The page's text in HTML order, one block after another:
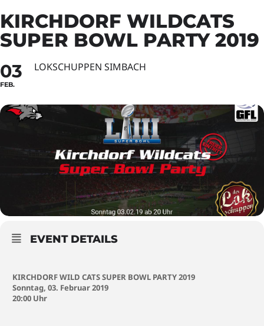
KIRCHDORF WILDCATS
SUPER BOWL PARTY 2019
03
FEB.
LOKSCHUPPEN SIMBACH
EVENT DETAILS
KIRCHDORF WILD CATS SUPER BOWL PARTY 2019
Sonntag, 03. Februar 2019
20:00 Uhr